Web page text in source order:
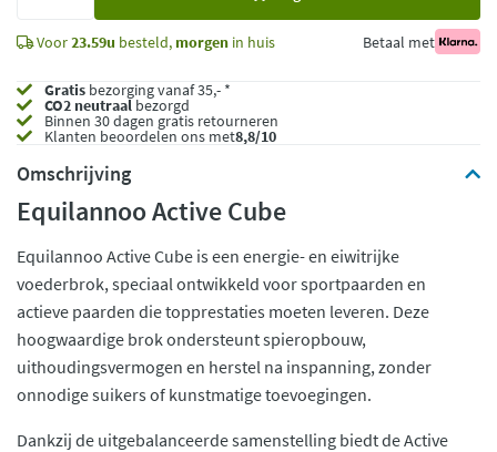
Voor23.59u besteld, morgen in huis Betaal met
Gratis bezorging vanaf 35,- *
CO2 neutraalbezorgd
Binnen 30 dagen gratis retourneren
Klanten beoordelen ons met8,8/10
Omschrijving
Equilannoo Active Cube
Equilannoo Active Cube is een energie- en eiwitrijke
voederbrok, speciaal ontwikkeld voor sportpaarden en
actieve paarden die topprestaties moeten leveren. Deze
hoogwaardige brok ondersteunt spieropbouw,
uithoudingsvermogen en herstel na inspanning, zonder
onnodige suikers of kunstmatige toevoegingen.
Dankzij de uitgebalanceerde samenstelling biedt de Active